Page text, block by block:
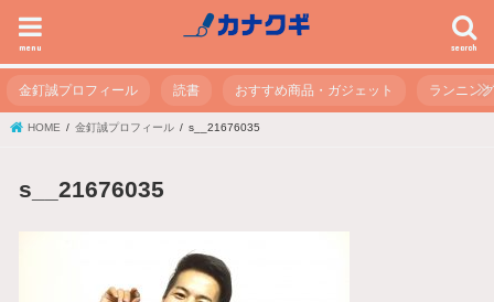
search
menu
金釘誠プロフィール 読書 おすすめ商品・ガジェット ランニング
HOME 金釘誠プロフィール s__21676035
s__21676035